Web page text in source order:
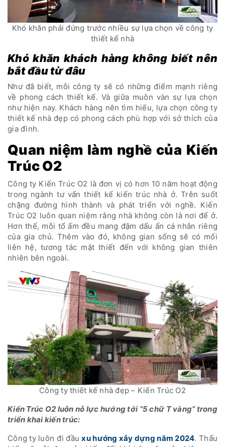
Khó khăn phải đứng trước nhiều sự lựa chọn về công ty
thiết kế nhà
Khó khăn khách hàng không biết nên
bắt đầu từ đâu
Như đã biết, mỗi công ty sẽ có những điểm mạnh riêng
về phong cách thiết kế. Và giữa muôn vàn sự lựa chọn
như hiện nay. Khách hàng nên tìm hiểu, lựa chọn công ty
thiết kế nhà đẹp có phong cách phù hợp với sở thích của
gia đình.
Quan niệm làm nghề của Kiến
Trúc O2
Công ty Kiến Trúc O2 là đơn vị có hơn 10 năm hoạt động
trong ngành tư vấn thiết kế kiến trúc nhà ở. Trên suốt
chặng đường hình thành và phát triển với nghề. Kiến
Trúc O2 luôn quan niệm rằng nhà không còn là nơi để ở.
Hơn thế, mỗi tổ ấm đều mang đậm dấu ấn cá nhân riêng
của gia chủ. Thêm vào đó, không gian sống sẽ có mối
liên hệ, tương tác mật thiết đến với không gian thiên
nhiên bên ngoài.
Công ty thiết kế nhà đẹp – Kiến Trúc O2
Kiến Trúc O2 luôn nỗ lực hướng tới “5 chữ T vàng” trong
triển khai kiến trúc:
Công ty luôn đi đầuxu hướng xây dựng năm 2024. Thấu